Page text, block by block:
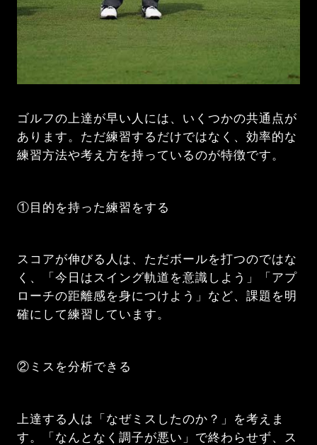
ゴルフの上達が早い人には、いくつかの共通点が
あります。ただ練習するだけではなく、効率的な
練習方法や考え方を持っているのが特徴です。
①目的を持った練習をする
スコアが伸びる人は、ただボールを打つのではな
く、「今日はスイング軌道を意識しよう」「アプ
ローチの距離感を身につけよう」など、課題を明
確にして練習しています。
②ミスを分析できる
上達する人は「なぜミスしたのか？」を考えま
す。「なんとなく調子が悪い」で終わらせず、ス